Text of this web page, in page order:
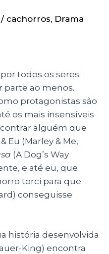
/ cachorros, Drama
todos os seres
parte ao menos.
protagonistas são
os mais insensíveis
alguém que
Eu (Marley & Me,
(A Dog’s Way
e até eu, que
torci para que
conseguisse
história desenvolvida
King) encontra